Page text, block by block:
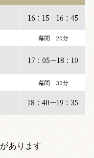
16：15－16：45
幕間 20分
17：05－18：10
幕間 30分
18：40－19：35
あります